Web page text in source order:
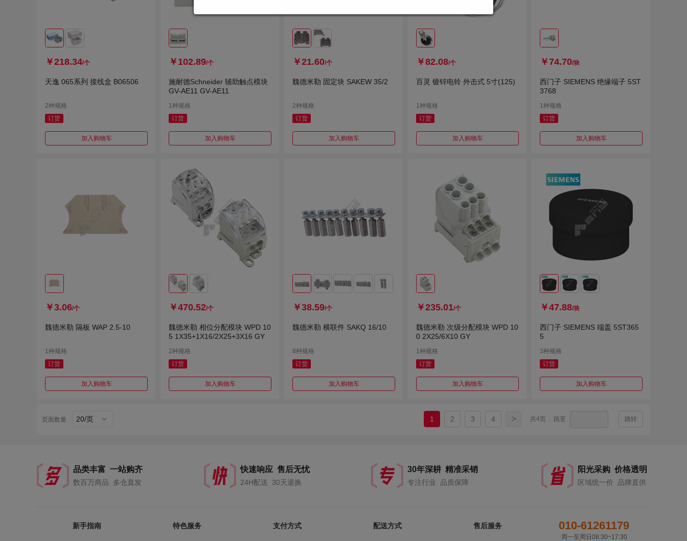
￥218.34/个
天逸 065系列 接线盒 B06506
2种规格
订货
加入购物车
￥102.89/个
施耐德Schneider 辅助触点模块
GV-AE11 GV-AE11
1种规格
订货
加入购物车
￥21.60/个
魏德米勒 固定块 SAKEW 35/2
2种规格
订货
加入购物车
￥82.08/个
百灵 镀锌电铃 外击式 5寸(125)
1种规格
订货
加入购物车
￥74.70/块
西门子 SIEMENS 绝缘端子 5ST
3768
1种规格
订货
加入购物车
￥3.06/个
魏德米勒 隔板 WAP 2.5-10
1种规格
订货
加入购物车
￥470.52/个
魏德米勒 相位分配模块 WPD 10
5 1X35+1X16/2X25+3X16 GY
2种规格
订货
加入购物车
￥38.59/个
魏德米勒 横联件 SAKQ 16/10
8种规格
订货
加入购物车
￥235.01/个
魏德米勒 次级分配模块 WPD 10
0 2X25/6X10 GY
1种规格
订货
加入购物车
￥47.88/块
西门子 SIEMENS 端盖 5ST365
5
3种规格
订货
加入购物车
页面数量 20/页 1 2 3 4 > 共4页 跳至 跳转
品类丰富 一站购齐
数百万商品 多仓直发
快速响应 售后无忧
24H配送 30天退换
30年深耕 精准采销
专注行业 品质保障
阳光采购 价格透明
区域统一价 品牌直供
新手指南 特色服务 支付方式 配送方式 售后服务 010-61261179
周一至周日08:30~17:30